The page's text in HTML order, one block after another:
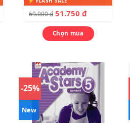
69.000₫ 51.750₫
Chọn mua
-25%
New